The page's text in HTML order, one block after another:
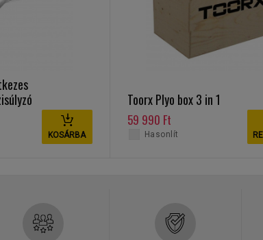
KOSÁRBA
Toorx Plyo box 3 in 1
59 990 Ft
Hasonlít